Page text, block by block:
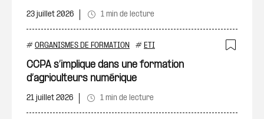
23 juillet 2026 1 min de lecture
# ORGANISMES DE FORMATION # ETI
CCPA s’implique dans une formation
d’agriculteurs numérique
21 juillet 2026 1 min de lecture